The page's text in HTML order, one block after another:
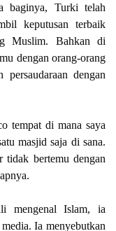
baginya, Turki telah
keputusan terbaik
Muslim. Bahkan di
dengan orang-orang
persaudaraan dengan
tempat di mana saya
masjid saja di sana.
tidak bertemu dengan
mengenal Islam, ia
Ia menyebutkan